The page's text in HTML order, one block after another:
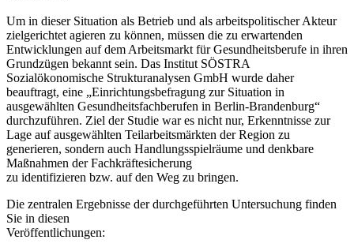
Um in dieser Situation als Betrieb und als arbeitspolitischer Akteur
zielgerichtet agieren zu können, müssen die zu erwartenden
Entwicklungen auf dem Arbeitsmarkt für Gesundheitsberufe in ihren
Grundzügen bekannt sein. Das Institut SÖSTRA
Sozialökonomische Strukturanalysen GmbH wurde daher
beauftragt, eine „Einrichtungsbefragung zur Situation in
ausgewählten Gesundheitsfachberufen in Berlin-Brandenburg“
durchzuführen. Ziel der Studie war es nicht nur, Erkenntnisse zur
Lage auf ausgewählten Teilarbeitsmärkten der Region zu
generieren, sondern auch Handlungsspielräume und denkbare
Maßnahmen der Fachkräftesicherung
zu identifizieren bzw. auf den Weg zu bringen.
Die zentralen Ergebnisse der durchgeführten Untersuchung finden
Sie in diesen
Veröffentlichungen: